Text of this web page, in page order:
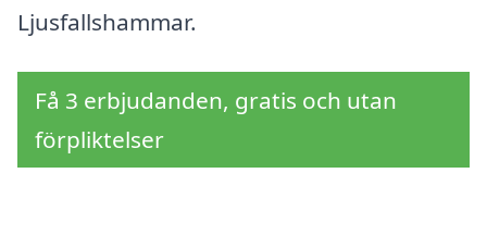
Ljusfallshammar.
Få 3 erbjudanden, gratis och utan
förpliktelser